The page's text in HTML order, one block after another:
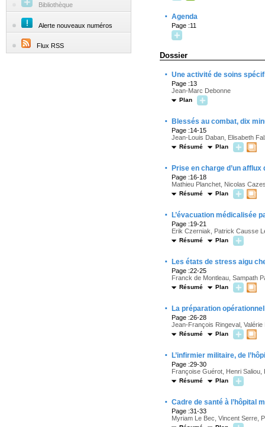
Bibliothèque
Alerte nouveaux numéros
Flux RSS
· Agenda
Page :11
Dossier
· Une activité de soins
Page :13
Jean-Marc Debonne
Plan
· Blessés au combat, dix
Page :14-15
Jean-Louis Daban, Elisabeth
Résumé Plan
· Prise en charge d’un afflux
Page :16-18
Mathieu Planchet, Nicolas
Résumé Plan
· L’évacuation médicalisée
Page :19-21
Erik Czerniak, Patrick Causse
Résumé Plan
· Les états de stress aigu
Page :22-25
Franck de Montleau, Sampath
Résumé Plan
· La préparation
Page :26-28
Jean-François Ringeval,
Résumé Plan
· L’infirmier militaire, de
Page :29-30
Françoise Guérot, Henri
Résumé Plan
· Cadre de santé à l’hôpital
Page :31-33
Myriam Le Bec, Vincent Serre,